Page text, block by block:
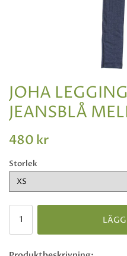
JOHA
JEANSBLÅ
480 kr
Storlek